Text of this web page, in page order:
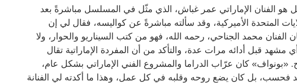
هو الفنان الإماراتي عمر غباش، الذي مثّل في المسلسل مباشرةً بعد
المتحدة الأميركية، وقد سألته مباشرةً عن كواليسه، فقال لي إن
الفنان محمد الجناحي، رحمه الله، فهو من كتب السيناريو والحوار، ولا
مشهد قبل أدائه مرات عدة، والتأكد من أن المفردة الإماراتية تقال
«بونواف» كان عرّاب الدراما والمشروع الفني الإماراتي بشكل عام،
فحسب، بل كان يضع روحه وقلبه في كل عمل، وهذا ما أكدته لي الفنانة